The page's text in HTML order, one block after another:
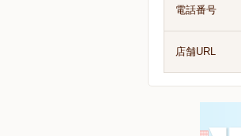
電話番号
店舗URL